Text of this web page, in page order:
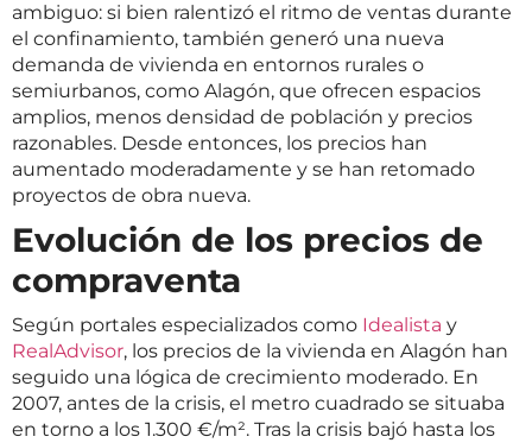
ambiguo: si bien ralentizó el ritmo de ventas durante
el confinamiento, también generó una nueva
demanda de vivienda en entornos rurales o
semiurbanos, como Alagón, que ofrecen espacios
amplios, menos densidad de población y precios
razonables. Desde entonces, los precios han
aumentado moderadamente y se han retomado
proyectos de obra nueva.
Evolución de los precios de
compraventa
Según portales especializados como Idealista y
RealAdvisor, los precios de la vivienda en Alagón han
seguido una lógica de crecimiento moderado. En
2007, antes de la crisis, el metro cuadrado se situaba
en torno a los 1.300 €/m². Tras la crisis bajó hasta los